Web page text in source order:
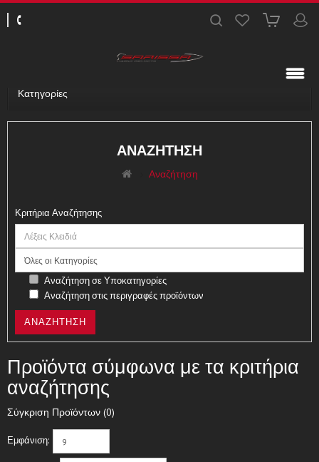
Κατηγορίες
ΑΝΑΖΉΤΗΣΗ
Αναζήτηση
Κριτήρια Αναζήτησης
Αναζήτηση σε Υποκατηγορίες
Αναζήτηση στις περιγραφές προϊόντων
Προϊόντα σύμφωνα με τα κριτήρια
αναζήτησης
Σύγκριση Προϊόντων (0)
Εμφάνιση: